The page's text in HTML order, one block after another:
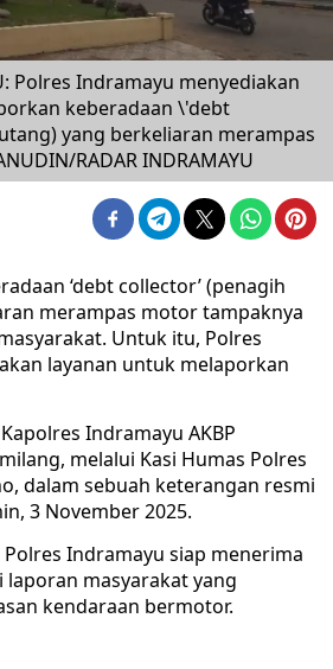
Polres Indramayu menyediakan
keberadaan \'debt
yang berkeliaran merampas
RADAR INDRAMAYU
‘debt collector’ (penagih
merampas motor tampaknya
Untuk itu, Polres
layanan untuk melaporkan
Indramayu AKBP
melalui Kasi Humas Polres
dalam sebuah keterangan resmi
3 November 2025.
Indramayu siap menerima
masyarakat yang
kendaraan bermotor.